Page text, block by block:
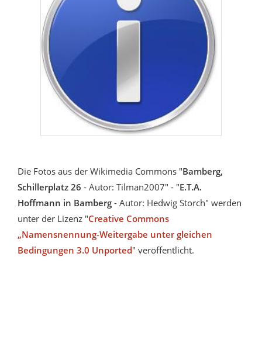
Die Fotos aus der Wikimedia Commons "Bamberg,
Schillerplatz 26 - Autor: Tilman2007" - "E.T.A.
Hoffmann in Bamberg - Autor: Hedwig Storch" werden
unter der Lizenz "Creative Commons
„Namensnennung-Weitergabe unter gleichen
Bedingungen 3.0 Unported" veröffentlicht.